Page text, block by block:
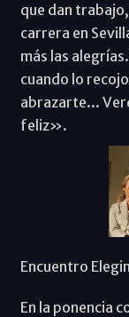
que dan
carrera en
más las
cuando lo
abrazarte...
feliz».
Encuentro
En la ponencia